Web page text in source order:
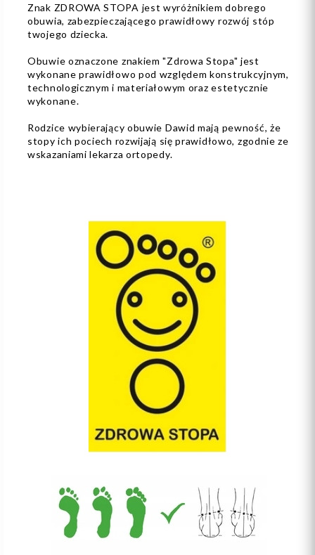
Znak ZDROWA STOPA jest wyróżnikiem dobrego
obuwia, zabezpieczającego prawidłowy rozwój stóp
twojego dziecka.
Obuwie oznaczone znakiem "Zdrowa Stopa" jest
wykonane prawidłowo pod względem konstrukcyjnym,
technologicznym i materiałowym oraz estetycznie
wykonane.
Rodzice wybierający obuwie Dawid mają pewność, że
stopy ich pociech rozwijają się prawidłowo, zgodnie ze
wskazaniami lekarza ortopedy.